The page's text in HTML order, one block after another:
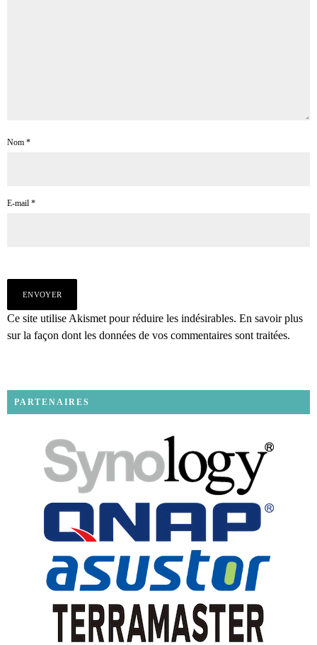
Nom *
E-mail *
Ce site utilise Akismet pour réduire les indésirables. En savoir plus
sur la façon dont les données de vos commentaires sont traitées.
PARTENAIRES